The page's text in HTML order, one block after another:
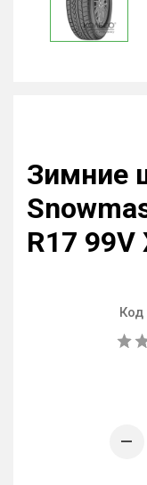
Зимние
R17 99V
Код